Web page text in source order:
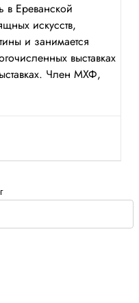
в Ереванской
искусств,
и занимается
выставках
Член МХФ,